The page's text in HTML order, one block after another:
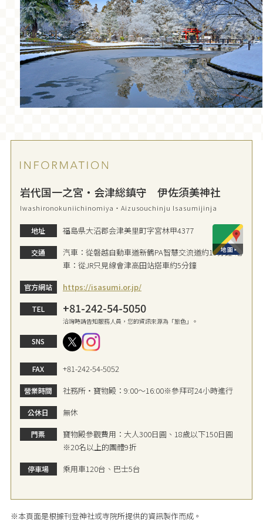
岩代国一之宮・会津総鎮守 伊佐須美神社
Iwashironokuniichinomiya・Aizusouchinju Isasumijinja
地址 福島県大沼郡会津美里町字宮林甲4377
交通
汽車：從磐越自動車道新鶴PA智慧交流道約15分鐘 電
車：從JR只見線會津高田站搭車約5分鐘
官方網站 https://isasumi.or.jp/
TEL +81-242-54-5050
洽詢時請告知服務人員，您的資訊來源為「旅色」。
SNS
FAX +81-242-54-5052
營業時間 社務所・寶物殿：9:00～16:00※參拜可24小時進行
公休日 無休
門票
寶物殿參觀費用：大人300日圓、18歲以下150日圓
※20名以上的團體9折
停車場 乘用車120台、巴士5台
※本頁面是根據刊登神社或寺院所提供的資訊製作而成。